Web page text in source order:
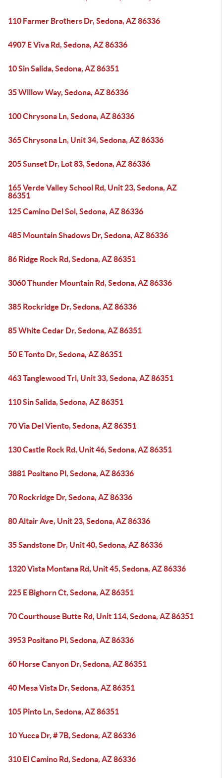
110 Farmer Brothers Dr, Sedona, AZ 86336
4907 E Viva Rd, Sedona, AZ 86336
10 Sin Salida, Sedona, AZ 86351
35 Willow Way, Sedona, AZ 86336
100 Chrysona Ln, Sedona, AZ 86336
365 Chrysona Ln, Unit 34, Sedona, AZ 86336
205 Sunset Dr, Lot 83, Sedona, AZ 86336
165 Verde Valley School Rd, Unit 23, Sedona, AZ
86351
125 Camino Del Sol, Sedona, AZ 86336
485 Mountain Shadows Dr, Sedona, AZ 86336
86 Ridge Rock Rd, Sedona, AZ 86351
3060 Thunder Mountain Rd, Sedona, AZ 86336
385 Rockridge Dr, Sedona, AZ 86336
85 White Cedar Dr, Sedona, AZ 86351
50 E Tonto Dr, Sedona, AZ 86351
463 Tanglewood Trl, Unit 33, Sedona, AZ 86351
110 Sin Salida, Sedona, AZ 86351
70 Via Del Viento, Sedona, AZ 86351
130 Castle Rock Rd, Unit 46, Sedona, AZ 86351
3881 Positano Pl, Sedona, AZ 86336
70 Rockridge Dr, Sedona, AZ 86336
80 Altair Ave, Unit 23, Sedona, AZ 86336
35 Sandstone Dr, Unit 40, Sedona, AZ 86336
1320 Vista Montana Rd, Unit 45, Sedona, AZ 86336
225 E Bighorn Ct, Sedona, AZ 86351
70 Courthouse Butte Rd, Unit 114, Sedona, AZ 86351
3953 Positano Pl, Sedona, AZ 86336
60 Horse Canyon Dr, Sedona, AZ 86351
40 Mesa Vista Dr, Sedona, AZ 86351
105 Pinto Ln, Sedona, AZ 86351
10 Yucca Dr, # 7B, Sedona, AZ 86336
310 El Camino Rd, Sedona, AZ 86336